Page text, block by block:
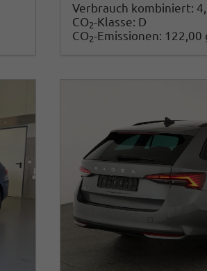
Verbrauch kombiniert:
CO2-Klasse: D
CO2-Emissionen: 122,00